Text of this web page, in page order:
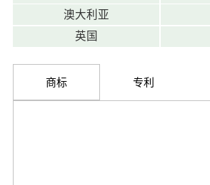
澳大利亚
英国
商标 专利